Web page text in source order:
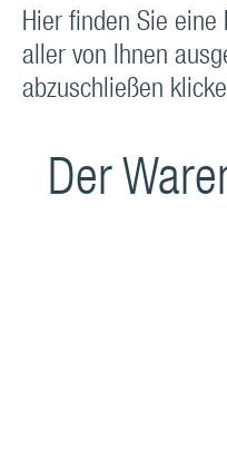
Hier finden Sie eine
aller von Ihnen
abzuschließen
Der